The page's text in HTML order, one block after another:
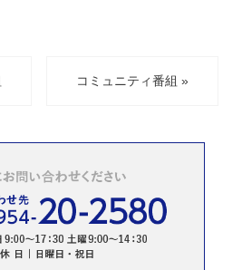
コミュニティ番組 »